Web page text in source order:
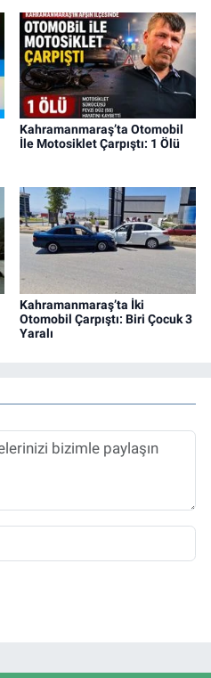
Kahramanmaraş’ta Otomobil
İle Motosiklet Çarpıştı: 1 Ölü
Kahramanmaraş’ta İki
Otomobil Çarpıştı: Biri Çocuk 3
Yaralı